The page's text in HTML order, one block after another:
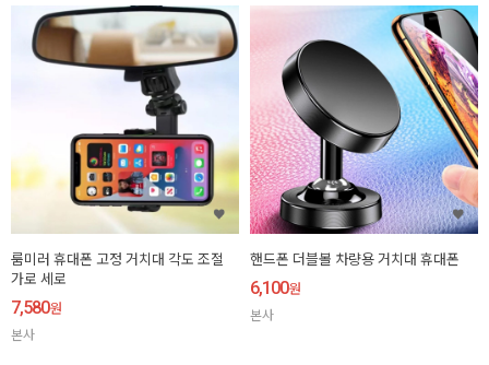
룸미러 휴대폰 고정 거치대 각도 조절
가로 세로
7,580원
본사
핸드폰 더블볼 차량용 거치대 휴대폰
6,100원
본사